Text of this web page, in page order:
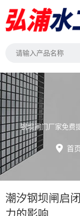
钢坝闸门厂家免费
首
潮汐钢坝闸启